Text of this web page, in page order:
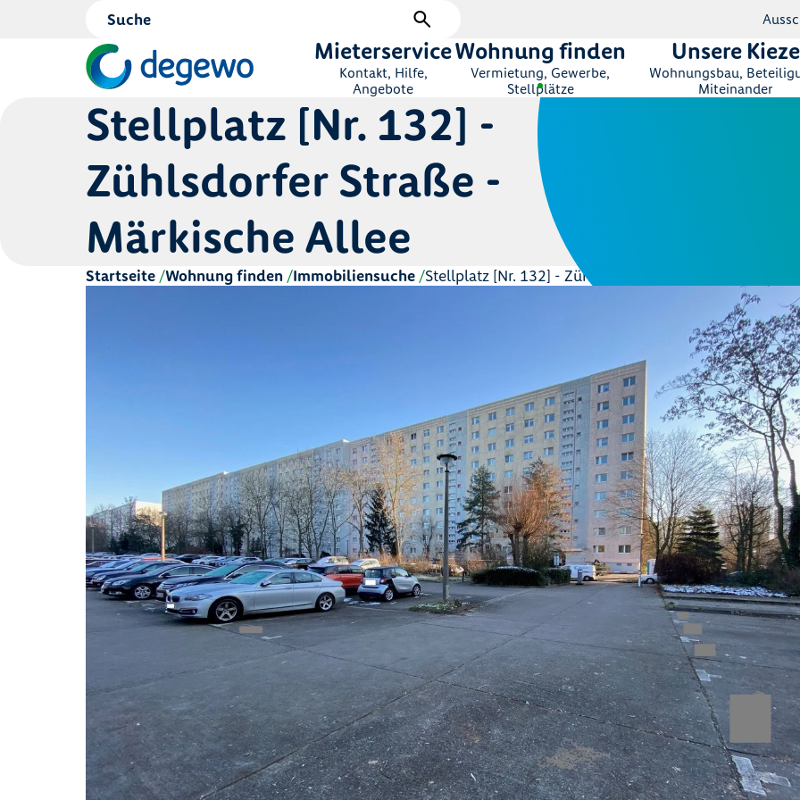
Mieterservice
Kontakt, Hilfe,
Angebote
Wohnung finden
Vermietung, Gewerbe,
Stellplätze
Unsere Kieze
Wohnungsbau,
Miteinander
Stellplatz [Nr. 132] -
Zühlsdorfer Straße -
Märkische Allee
Startseite Wohnung finden Immobiliensuche Stellplatz [Nr. 132] - Zühlsdorfer Straße - Märkische